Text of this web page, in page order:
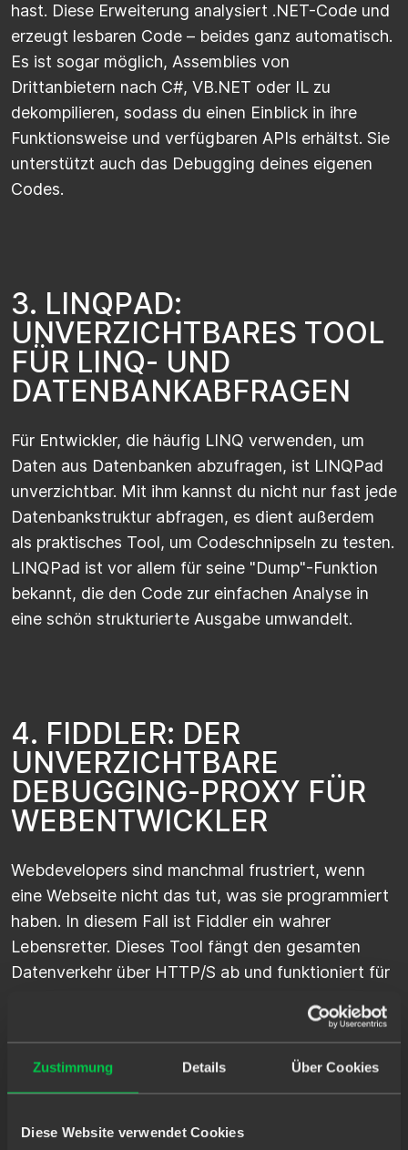
Zustimmung Details Über Cookies
Diese Website verwendet Cookies
hast. Diese Erweiterung analysiert .NET-Code und
erzeugt lesbaren Code – beides ganz automatisch.
Es ist sogar möglich, Assemblies von
Drittanbietern nach C#, VB.NET oder IL zu
dekompilieren, sodass du einen Einblick in ihre
Funktionsweise und verfügbaren APIs erhältst. Sie
unterstützt auch das Debugging deines eigenen
Codes.
3. LINQPAD:
UNVERZICHTBARES TOOL
FÜR LINQ- UND
DATENBANKABFRAGEN
Für Entwickler, die häufig LINQ verwenden, um
Daten aus Datenbanken abzufragen, ist LINQPad
unverzichtbar. Mit ihm kannst du nicht nur fast jede
Datenbankstruktur abfragen, es dient außerdem
als praktisches Tool, um Codeschnipseln zu testen.
LINQPad ist vor allem für seine "Dump"-Funktion
bekannt, die den Code zur einfachen Analyse in
eine schön strukturierte Ausgabe umwandelt.
4. FIDDLER: DER
UNVERZICHTBARE
DEBUGGING-PROXY FÜR
WEBENTWICKLER
Webdevelopers sind manchmal frustriert, wenn
eine Webseite nicht das tut, was sie programmiert
haben. In diesem Fall ist Fiddler ein wahrer
Lebensretter. Dieses Tool fängt den gesamten
Datenverkehr über HTTP/S ab und funktioniert für
Desktop. Mit dem Auto-Responder kann Fiddler als
Remote-Server für das Debugging dienen. Seit
2020 gibt es auch Fiddler Everywhere, das mit
Windows, macOS und Linux kompatibel ist.